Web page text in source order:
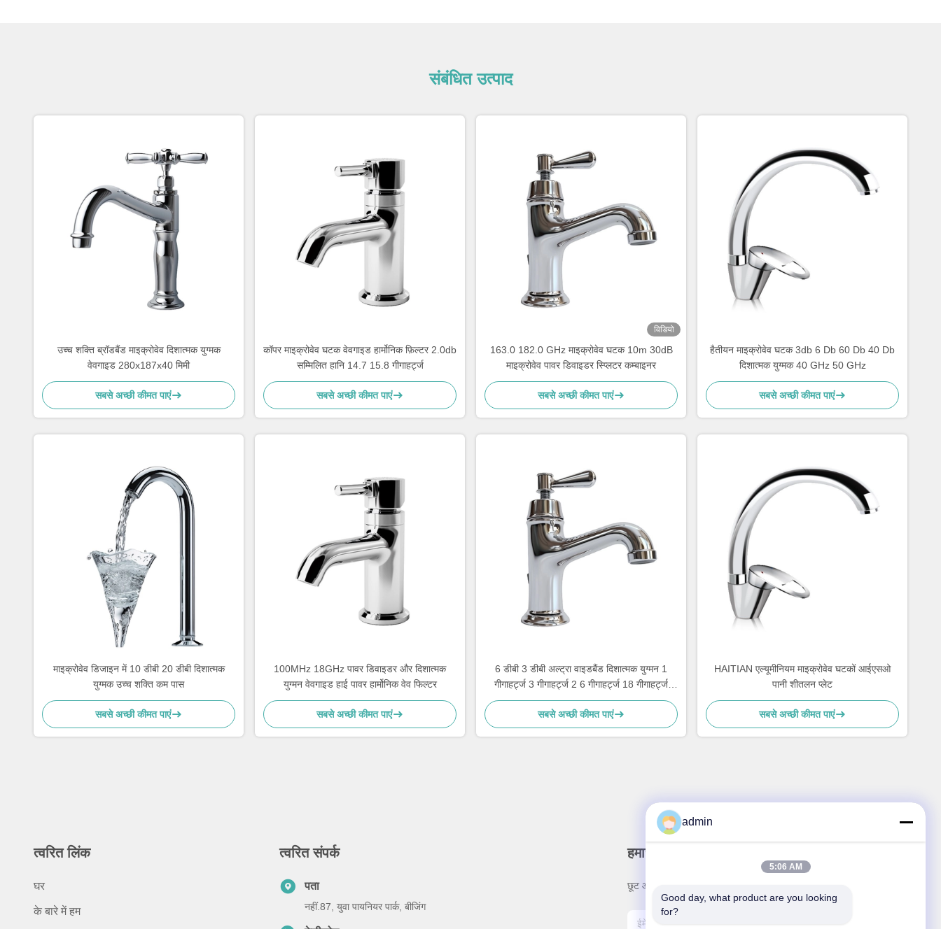
संबंधित उत्पाद
उच्च शक्ति ब्रॉडबैंड माइक्रोवेव दिशात्मक युग्मक
वेवगाइड 280x187x40 मिमी
सबसे अच्छी कीमत पाएं
कॉपर माइक्रोवेव घटक वेवगाइड हार्मोनिक फ़िल्टर 2.0db
सम्मिलित हानि 14.7 15.8 गीगाहर्ट्ज
सबसे अच्छी कीमत पाएं
विडियो
163.0 182.0 GHz माइक्रोवेव घटक 10m 30dB
माइक्रोवेव पावर डिवाइडर स्प्लिटर कम्बाइनर
सबसे अच्छी कीमत पाएं
हैतीयन माइक्रोवेव घटक 3db 6 Db 60 Db 40 Db
दिशात्मक युग्मक 40 GHz 50 GHz
सबसे अच्छी कीमत पाएं
माइक्रोवेव डिजाइन में 10 डीबी 20 डीबी दिशात्मक
युग्मक उच्च शक्ति कम पास
सबसे अच्छी कीमत पाएं
100MHz 18GHz पावर डिवाइडर और दिशात्मक
युग्मन वेवगाइड हाई पावर हार्मोनिक वेव फिल्टर
सबसे अच्छी कीमत पाएं
6 डीबी 3 डीबी अल्ट्रा वाइडबैंड दिशात्मक युग्मन 1
गीगाहर्ट्ज 3 गीगाहर्ट्ज 2 6 गीगाहर्ट्ज 18 गीगाहर्ट्ज
280x187x40 मिमी
सबसे अच्छी कीमत पाएं
HAITIAN एल्यूमीनियम माइक्रोवेव घटकों आईएसओ
पानी शीतलन प्लेट
सबसे अच्छी कीमत पाएं
त्वरित लिंक
घर
के बारे में हम
त्वरित संपर्क
पता
नहीं.87, युवा पायनियर पार्क, बीजिंग
हमारा समाचार पत्र
छूट और अधिक के लिए हमारे न्यूज़लेटर की सदस्यता लें।
admin
5:06 AM
Good day, what product are you looking
for?